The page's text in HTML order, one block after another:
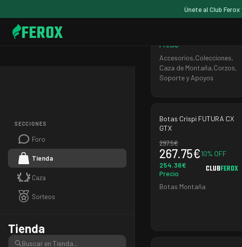
Únete al Club
FEROX
SECCIONES
Foro
Tienda
Caza
Sorteos
Tienda
Precio
Accesorios,Colecciones,
Caza de Montaña,Corzos,
Soporte y Apoyos
Botas Crispi FUTURA CX
GTX
297.5€
267.75€10% OFF
254.36€
Precio
CLUBFEROX
Botas Montaña